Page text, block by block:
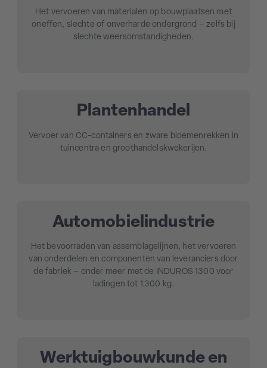
Het vervoeren van materialen op bouwplaatsen met
oneffen, slechte of onverharde ondergrond – zelfs bij
slechte weersomstandigheden.
Plantenhandel
Vervoer van CC-containers en zware bloemenrekken in
tuincentra en groothandelskwekerijen.
Automobielindustrie
Het bevoorraden van assemblagelijnen, het vervoeren
van onderdelen en componenten van leveranciers door
de fabriek – onder meer met de INDUROS 1300 voor
ladingen tot 1.300 kg.
Werktuigbouwkunde en